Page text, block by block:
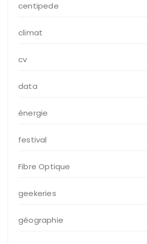
centipede
climat
cv
data
énergie
festival
Fibre Optique
geekeries
géographie